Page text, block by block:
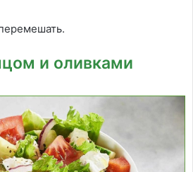
и оливками